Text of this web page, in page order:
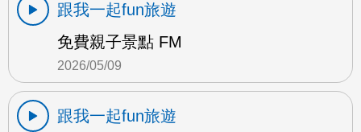
跟我一起fun旅遊
免費親子景點 FM
2026/05/09
跟我一起fun旅遊